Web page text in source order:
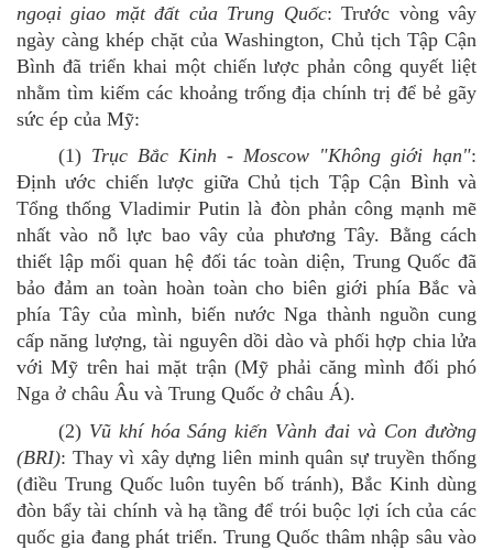
ngoại giao mặt đất của Trung Quốc: Trước vòng vây
ngày càng khép chặt của Washington, Chủ tịch Tập Cận
Bình đã triển khai một chiến lược phản công quyết liệt
nhằm tìm kiếm các khoảng trống địa chính trị để bẻ gãy
sức ép của Mỹ:
(1) Trục Bắc Kinh - Moscow "Không giới hạn":
Định ước chiến lược giữa Chủ tịch Tập Cận Bình và
Tổng thốngVladimir Putin là đòn phản công mạnh mẽ
nhất vào nỗ lực bao vây của phương Tây. Bằng cách
thiết lập mối quan hệ đối tác toàn diện, Trung Quốc đã
bảo đảm an toàn hoàn toàn cho biên giới phía Bắc và
phía Tây của mình, biến nước Nga thành nguồn cung
cấp năng lượng, tài nguyên dồi dào và phối hợp chia lửa
với Mỹ trên hai mặt trận (Mỹ phải căng mình đối phó
Nga ở châu Âu và Trung Quốc ở châu Á).
(2) Vũ khí hóa Sáng kiến Vành đai và Con đường
(BRI): Thay vì xây dựng liên minh quân sự truyền thống
(điều Trung Quốc luôn tuyên bố tránh), Bắc Kinh dùng
đòn bẩy tài chính và hạ tầng để trói buộc lợi ích của các
quốc gia đang phát triển. Trung Quốc thâm nhập sâu vào